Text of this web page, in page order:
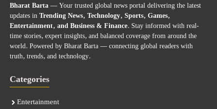
Bharat Barta— Your trusted global news portal delivering the latest
updates inTrending News, Technology, Sports, Games,
Entertainment, and Business & Finance. Stay informed with real-
time stories, expert insights, and balanced coverage from around the
world. Powered by Bharat Barta — connecting global readers with
truth, trends, and technology.
Categories
Entertainment